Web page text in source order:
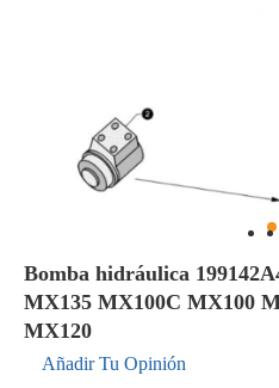
Bomba hidráulica
MX135 MX100C MX100
MX120
Añadir Tu Opinión